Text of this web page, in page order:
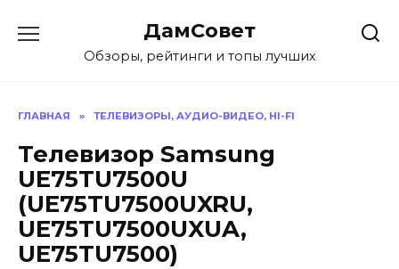
содержанию
ДамСовет
Обзоры, рейтинги и топы лучших
ГЛАВНАЯ » ТЕЛЕВИЗОРЫ, АУДИО-ВИДЕО, HI-FI
Телевизор Samsung
UE75TU7500U
(UE75TU7500UXRU,
UE75TU7500UXUA,
UE75TU7500)